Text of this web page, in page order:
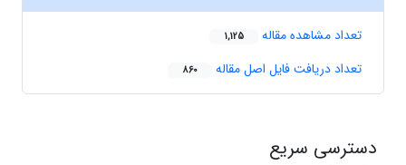
تعداد مشاهده مقاله 1,125
تعداد دریافت فایل اصل مقاله 860
دسترسی سریع